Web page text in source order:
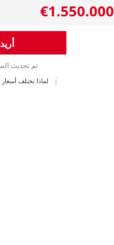
€1.550.000
تم تحديث
لماذا تختلف